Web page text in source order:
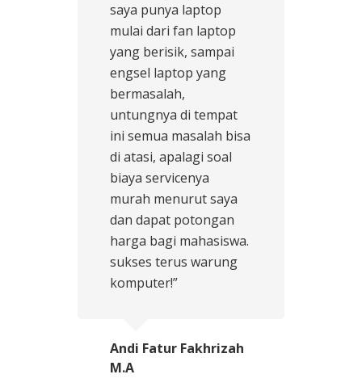
saya punya laptop
mulai dari fan laptop
yang berisik, sampai
engsel laptop yang
bermasalah,
untungnya di tempat
ini semua masalah bisa
di atasi, apalagi soal
biaya servicenya
murah menurut saya
dan dapat potongan
harga bagi mahasiswa.
sukses terus warung
komputer!”
Andi Fatur Fakhrizah
M.A